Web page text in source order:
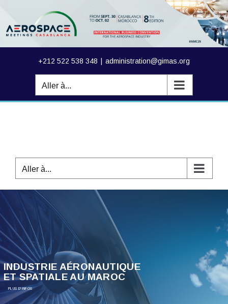
+212 522 538 348 administration@gimas.org
Aller à...
Aller à...
INDUSTRIE AÉRONAUTIQUE
ET SPATIALE AU MAROC
PLUS D'INFOS